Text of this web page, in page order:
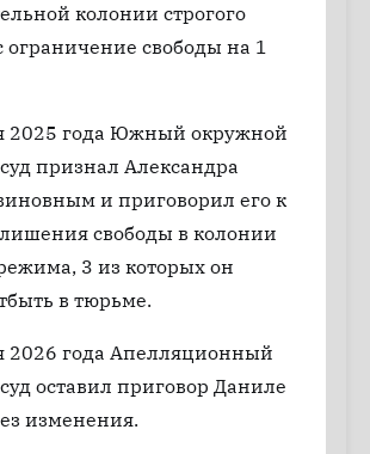
колонии строгого
ограничение свободы на 1
2025 года Южный окружной
признал Александра
и приговорил его к
свободы в колонии
3 из которых он
в тюрьме.
2026 года Апелляционный
оставил приговор Даниле
изменения.